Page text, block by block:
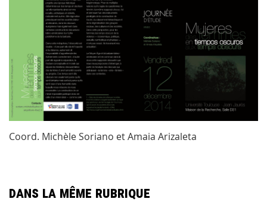
Coord. Michèle Soriano et Amaia Arizaleta
Dans la même rubrique